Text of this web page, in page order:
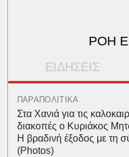
ΡΟΗ
ΕΙΔΗΣΕΙΣ
ΠΑΡΑΠΟΛΙΤΙΚΑ
Στα Χανιά για τις
διακοπές ο Κυριάκος
Η βραδινή έξοδος με τη
(Photos)